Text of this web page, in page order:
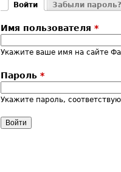
Главные
Войти
Забыли пароль?
Имя пользователя *
Укажите ваше имя на сайте
Пароль *
Укажите пароль,